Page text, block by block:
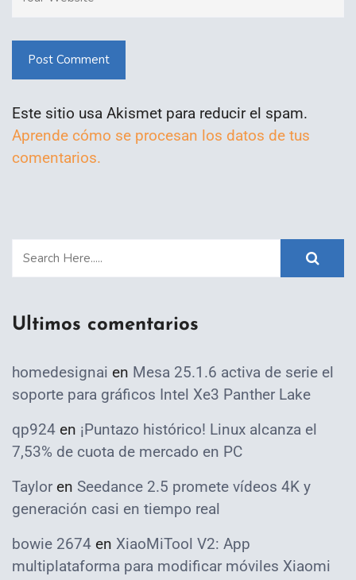
Post Comment
Este sitio usa Akismet para reducir el spam.
Aprende cómo se procesan los datos de tus
comentarios.
Ultimos comentarios
homedesignai en Mesa 25.1.6 activa de serie el
soporte para gráficos Intel Xe3 Panther Lake
qp924 en ¡Puntazo histórico! Linux alcanza el
7,53% de cuota de mercado en PC
Taylor en Seedance 2.5 promete vídeos 4K y
generación casi en tiempo real
bowie 2674 en XiaoMiTool V2: App
multiplataforma para modificar móviles Xiaomi